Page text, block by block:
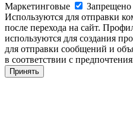
Маркетинговые
Запрещено
Используются для отправки
после перехода на сайт.
используются для создания
для отправки сообщений и
в соответствии с
Принять